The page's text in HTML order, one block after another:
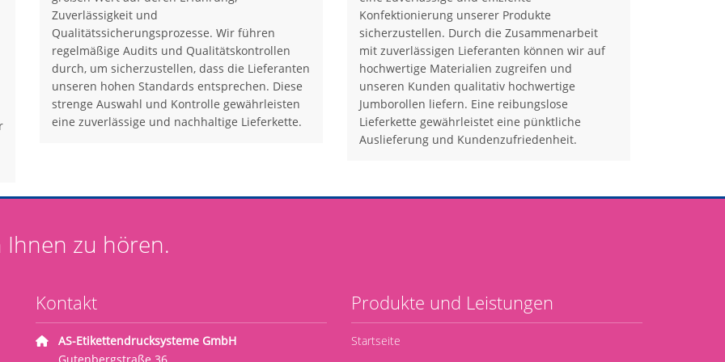
Zuverlässigkeit und
Qualitätssicherungsprozesse. Wir führen
regelmäßige Audits und Qualitätskontrollen
durch, um sicherzustellen, dass die Lieferanten
unseren hohen Standards entsprechen. Diese
strenge Auswahl und Kontrolle gewährleisten
eine zuverlässige und nachhaltige Lieferkette.
Konfektionierung unserer Produkte
sicherzustellen. Durch die Zusammenarbeit
mit zuverlässigen Lieferanten können wir auf
hochwertige Materialien zugreifen und
unseren Kunden qualitativ hochwertige
Jumborollen liefern. Eine reibungslose
Lieferkette gewährleistet eine pünktliche
Auslieferung und Kundenzufriedenheit.
zu hören.
Kontakt
AS-Etikettendrucksysteme GmbH
Produkte und Leistungen
Startseite